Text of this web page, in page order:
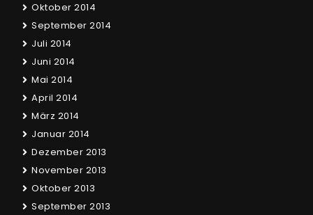
Oktober 2014
September 2014
Juli 2014
Juni 2014
Mai 2014
April 2014
März 2014
Januar 2014
Dezember 2013
November 2013
Oktober 2013
September 2013